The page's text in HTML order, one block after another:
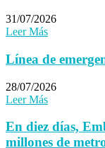
31/07/2026
Leer Más
Línea de
28/07/2026
Leer Más
En diez días,
millones de